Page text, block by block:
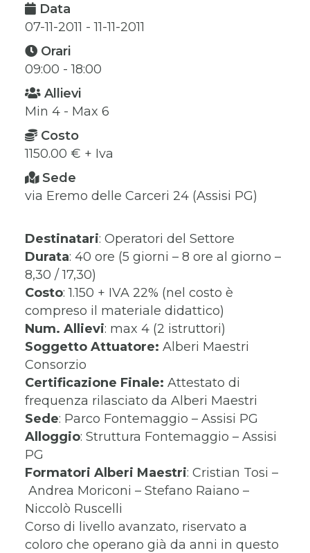
Destinatari: Operatori del Settore
Durata: 40 ore (5 giorni – 8 ore al giorno –
8,30 / 17,30)
Costo: 1.150 + IVA 22% (nel costo è
compreso il materiale didattico)
Num. Allievi: max 4 (2 istruttori)
Soggetto Attuatore: Alberi Maestri
Consorzio
Certificazione Finale: Attestato di
frequenza rilasciato da Alberi Maestri
Sede: Parco Fontemaggio – Assisi PG
Alloggio: Struttura Fontemaggio – Assisi
PG
Formatori Alberi Maestri: Cristian Tosi –
Andrea Moriconi – Stefano Raiano –
Niccolò Ruscelli
Corso di livello avanzato, riservato a
coloro che operano già da anni in questo
Data
07-11-2011 - 11-11-2011
Orari
09:00 - 18:00
Allievi
Min 4 - Max 6
Costo
1150.00 € + Iva
Sede
via Eremo delle Carceri 24 (Assisi PG)